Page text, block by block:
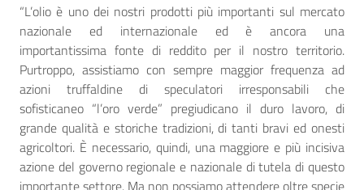
“L’olio è uno dei nostri prodotti più importanti sul mercato
nazionale ed internazionale ed è ancora una
importantissima fonte di reddito per il nostro territorio.
Purtroppo, assistiamo con sempre maggior frequenza ad
azioni truffaldine di speculatori irresponsabili che
sofisticaneo “l’oro verde” pregiudicano il duro lavoro, di
grande qualità e storiche tradizioni, di tanti bravi ed onesti
agricoltori. È necessario, quindi, una maggiore e più incisiva
azione del governo regionale e nazionale di tutela di questo
importante settore. Ma non possiamo attendere oltre specie